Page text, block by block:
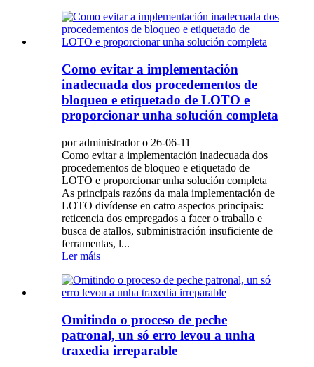
Como evitar a implementación
inadecuada dos procedementos de
bloqueo e etiquetado de LOTO e
proporcionar unha solución completa
por administrador o 26-06-11
Como evitar a implementación inadecuada dos
procedementos de bloqueo e etiquetado de
LOTO e proporcionar unha solución completa
As principais razóns da mala implementación de
LOTO divídense en catro aspectos principais:
reticencia dos empregados a facer o traballo e
busca de atallos, subministración insuficiente de
ferramentas, l...
Ler máis
Omitindo o proceso de peche
patronal, un só erro levou a unha
traxedia irreparable